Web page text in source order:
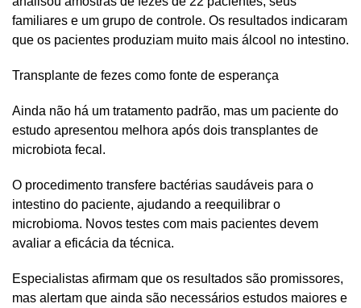
familiares e um grupo de controle. Os resultados indicaram
que os pacientes produziam muito mais álcool no intestino.
Transplante de fezes como fonte de esperança
Ainda não há um tratamento padrão, mas um paciente do
estudo apresentou melhora após dois transplantes de
microbiota fecal.
O procedimento transfere bactérias saudáveis para o
intestino do paciente, ajudando a reequilibrar o
microbioma. Novos testes com mais pacientes devem
avaliar a eficácia da técnica.
Especialistas afirmam que os resultados são promissores,
mas alertam que ainda são necessários estudos maiores e